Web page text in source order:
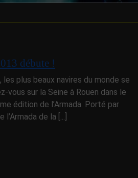
débute !
les plus beaux navires du monde se
vous sur la Seine à Rouen dans le
édition de l’Armada. Porté par
l’Armada de la [...]